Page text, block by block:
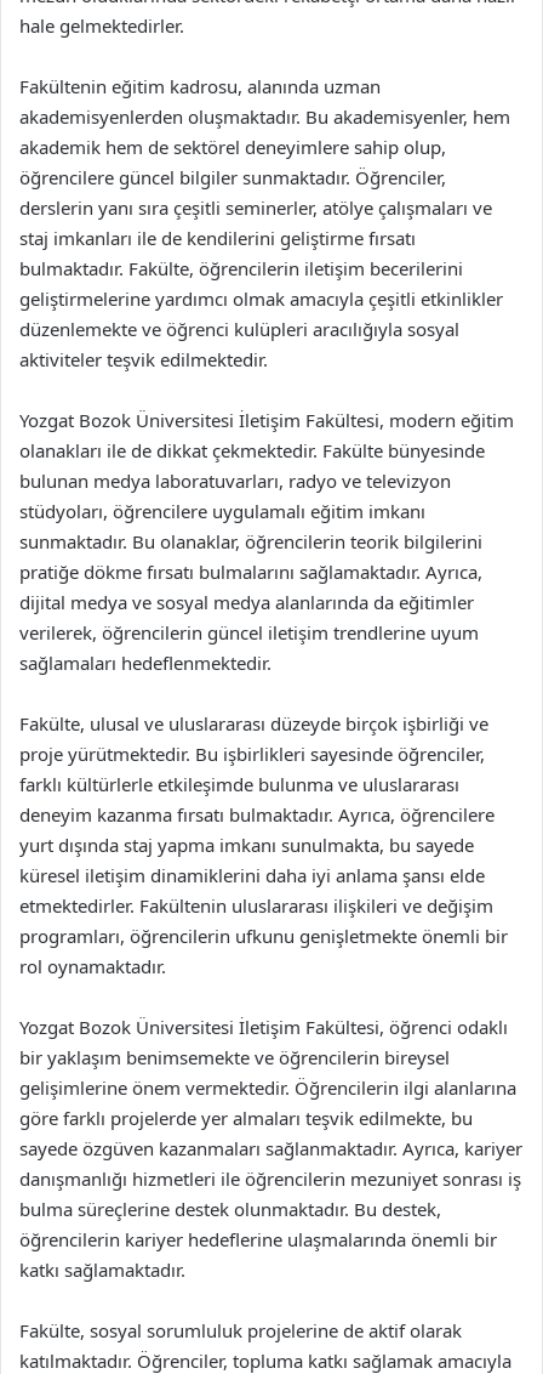
hale gelmektedirler.
Fakültenin eğitim kadrosu, alanında uzman
akademisyenlerden oluşmaktadır. Bu akademisyenler, hem
akademik hem de sektörel deneyimlere sahip olup,
öğrencilere güncel bilgiler sunmaktadır. Öğrenciler,
derslerin yanı sıra çeşitli seminerler, atölye çalışmaları ve
staj imkanları ile de kendilerini geliştirme fırsatı
bulmaktadır. Fakülte, öğrencilerin iletişim becerilerini
geliştirmelerine yardımcı olmak amacıyla çeşitli etkinlikler
düzenlemekte ve öğrenci kulüpleri aracılığıyla sosyal
aktiviteler teşvik edilmektedir.
Yozgat Bozok Üniversitesi İletişim Fakültesi, modern eğitim
olanakları ile de dikkat çekmektedir. Fakülte bünyesinde
bulunan medya laboratuvarları, radyo ve televizyon
stüdyoları, öğrencilere uygulamalı eğitim imkanı
sunmaktadır. Bu olanaklar, öğrencilerin teorik bilgilerini
pratiğe dökme fırsatı bulmalarını sağlamaktadır. Ayrıca,
dijital medya ve sosyal medya alanlarında da eğitimler
verilerek, öğrencilerin güncel iletişim trendlerine uyum
sağlamaları hedeflenmektedir.
Fakülte, ulusal ve uluslararası düzeyde birçok işbirliği ve
proje yürütmektedir. Bu işbirlikleri sayesinde öğrenciler,
farklı kültürlerle etkileşimde bulunma ve uluslararası
deneyim kazanma fırsatı bulmaktadır. Ayrıca, öğrencilere
yurt dışında staj yapma imkanı sunulmakta, bu sayede
küresel iletişim dinamiklerini daha iyi anlama şansı elde
etmektedirler. Fakültenin uluslararası ilişkileri ve değişim
programları, öğrencilerin ufkunu genişletmekte önemli bir
rol oynamaktadır.
Yozgat Bozok Üniversitesi İletişim Fakültesi, öğrenci odaklı
bir yaklaşım benimsemekte ve öğrencilerin bireysel
gelişimlerine önem vermektedir. Öğrencilerin ilgi alanlarına
göre farklı projelerde yer almaları teşvik edilmekte, bu
sayede özgüven kazanmaları sağlanmaktadır. Ayrıca, kariyer
danışmanlığı hizmetleri ile öğrencilerin mezuniyet sonrası iş
bulma süreçlerine destek olunmaktadır. Bu destek,
öğrencilerin kariyer hedeflerine ulaşmalarında önemli bir
katkı sağlamaktadır.
Fakülte, sosyal sorumluluk projelerine de aktif olarak
katılmaktadır. Öğrenciler, topluma katkı sağlamak amacıyla